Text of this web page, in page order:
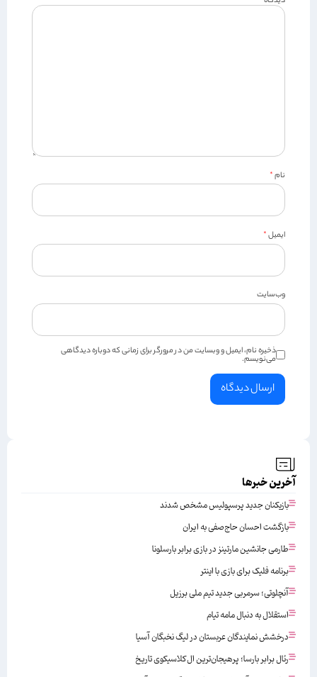
نام*
ایمیل*
وب‌سایت
ذخیره نام، ایمیل و وبسایت من در مرورگر برای زمانی که دوباره دیدگاهی
می‌نویسم.
آخرین خبرها
بازیکنان جدید پرسپولیس مشخص شدند
بازگشت احسان حاج‌صفی به ایران
طارمی جانشین مارتینز در بازی برابر بارسلونا
برنامه فلیک برای بازی با اینتر
آنچلوتی؛ سرمربی جدید تیم ملی برزیل
استقلال به دنبال مامه تیام
درخشش نمایندگان عربستان در لیگ نخبگان آسیا
رئال برابر بارسا؛ پرهیجان‌‌ترین ال‌کلاسیکوی تاریخ